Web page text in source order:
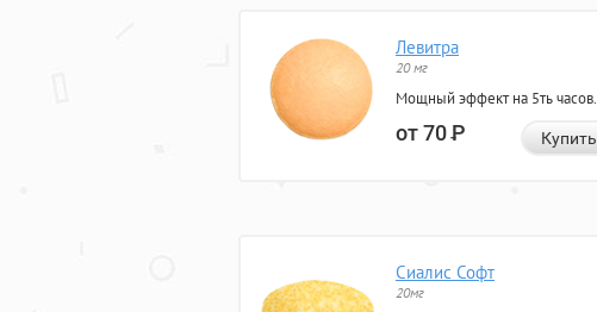
Левитра
20 мг
Мощный эффект на 5ть часов.
от 70Р Купить
Сиалис Софт
20мг